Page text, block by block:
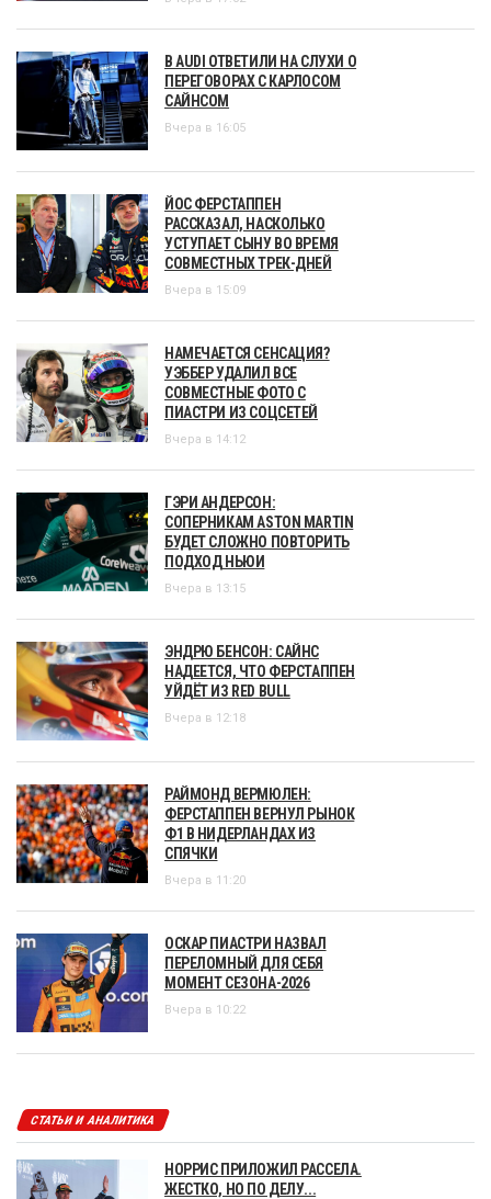
В AUDI ОТВЕТИЛИ НА СЛУХИ О
ПЕРЕГОВОРАХ С КАРЛОСОМ
САЙНСОМ
Вчера в 16:05
ЙОС ФЕРСТАППЕН
РАССКАЗАЛ, НАСКОЛЬКО
УСТУПАЕТ СЫНУ ВО ВРЕМЯ
СОВМЕСТНЫХ ТРЕК-ДНЕЙ
Вчера в 15:09
НАМЕЧАЕТСЯ СЕНСАЦИЯ?
УЭББЕР УДАЛИЛ ВСЕ
СОВМЕСТНЫЕ ФОТО С
ПИАСТРИ ИЗ СОЦСЕТЕЙ
Вчера в 14:12
ГЭРИ АНДЕРСОН:
СОПЕРНИКАМ ASTON MARTIN
БУДЕТ СЛОЖНО ПОВТОРИТЬ
ПОДХОД НЬЮИ
Вчера в 13:15
ЭНДРЮ БЕНСОН: САЙНС
НАДЕЕТСЯ, ЧТО ФЕРСТАППЕН
УЙДЁТ ИЗ RED BULL
Вчера в 12:18
РАЙМОНД ВЕРМЮЛЕН:
ФЕРСТАППЕН ВЕРНУЛ РЫНОК
Ф1 В НИДЕРЛАНДАХ ИЗ
СПЯЧКИ
Вчера в 11:20
ОСКАР ПИАСТРИ НАЗВАЛ
ПЕРЕЛОМНЫЙ ДЛЯ СЕБЯ
МОМЕНТ СЕЗОНА-2026
Вчера в 10:22
СТАТЬИ И АНАЛИТИКА
НОРРИС ПРИЛОЖИЛ РАССЕЛА.
ЖЕСТКО, НО ПО ДЕЛУ...